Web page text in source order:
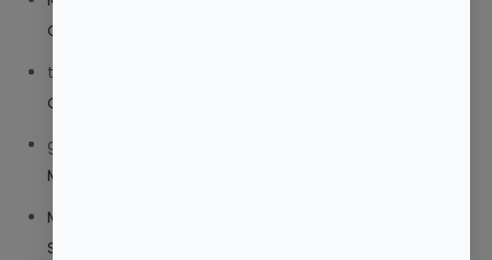
COMPUESTO O TRIBEDOCE DX?
trolls_pipis
O TRIBEDOCE DX?
giovannaservin220
MUNICIPIO?
Mariana Pozo
SANITARIA CANARIA?